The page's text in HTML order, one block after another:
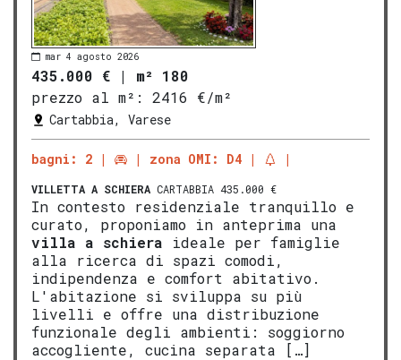
mar 4 agosto 2026
435.000 € | m² 180
prezzo al m²:
2416 €/m²
Cartabbia, Varese
bagni: 2 zona OMI: D4
VILLETTA A SCHIERA CARTABBIA 435.000 €
In contesto residenziale tranquillo e
curato, proponiamo in anteprima una
villa a schiera ideale per famiglie
alla ricerca di spazi comodi,
indipendenza e comfort abitativo.
L'abitazione si sviluppa su più
livelli e offre una distribuzione
funzionale degli ambienti: soggiorno
accogliente, cucina separata […]